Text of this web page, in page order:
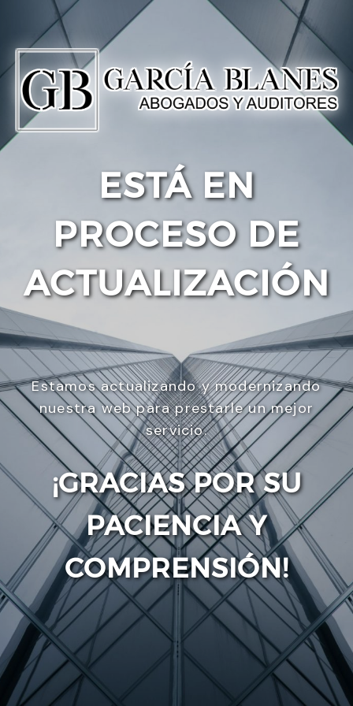
ESTÁ EN
PROCESO DE
ACTUALIZACIÓN
Estamos actualizando y modernizando
nuestra web para prestarle un mejor
servicio.
¡GRACIAS POR SU
PACIENCIA Y
COMPRENSIÓN!
Enviar